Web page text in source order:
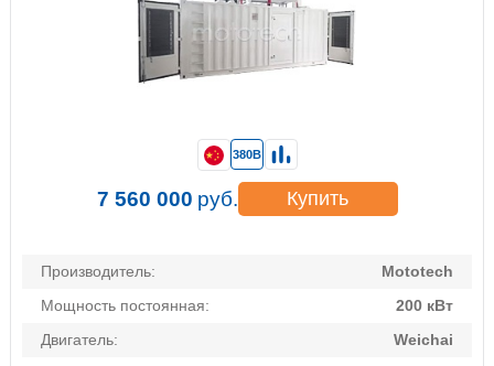
Производитель:
Mototech
Мощность постоянная:
200 кВт
Двигатель:
Weichai
380В
7 560 000 руб. Купить